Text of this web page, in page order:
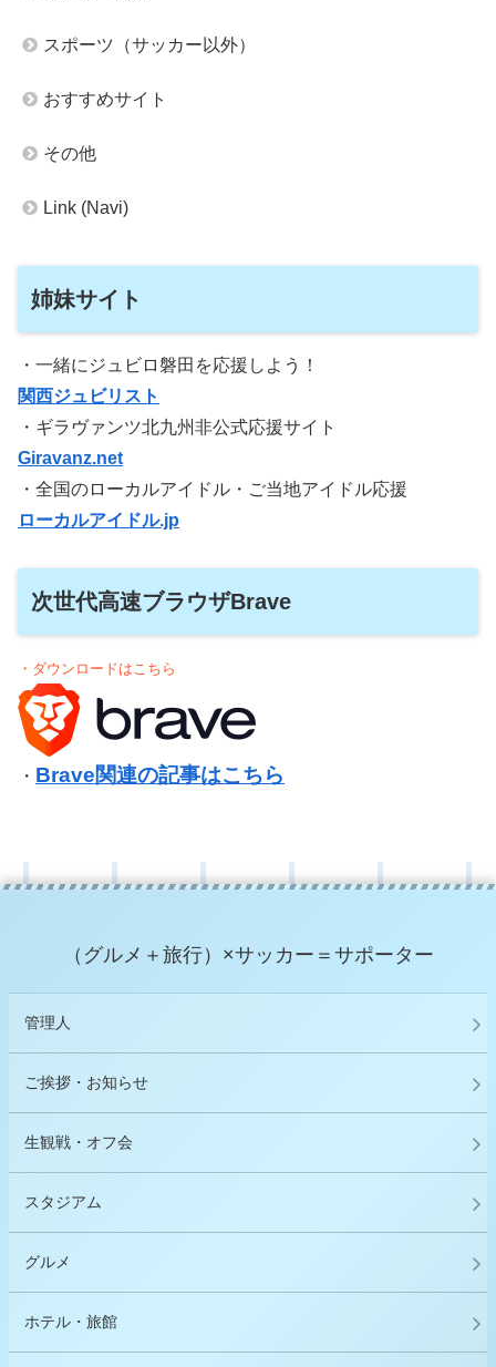
スポーツ（サッカー以外）
おすすめサイト
その他
Link (Navi)
姉妹サイト
・一緒にジュビロ磐田を応援しよう！
関西ジュビリスト
・ギラヴァンツ北九州非公式応援サイト
Giravanz.net
・全国のローカルアイドル・ご当地アイドル応援
ローカルアイドル.jp
次世代高速ブラウザBrave
・ダウンロードはこちら
・ Brave関連の記事はこちら
（グルメ＋旅行）×サッカー＝サポーター
管理人
ご挨拶・お知らせ
生観戦・オフ会
スタジアム
グルメ
ホテル・旅館